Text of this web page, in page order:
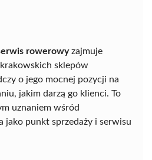
rowerowyzajmuje
sklepów
o jego mocnej pozycji na
jakim darzą go klienci. To
uznaniem wśród
jako punkt sprzedaży i serwisu